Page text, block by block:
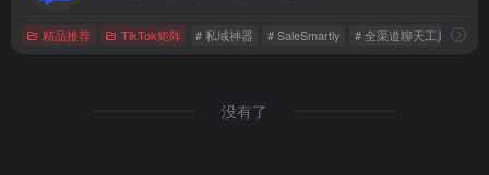
精品推荐 TikTok矩阵 # 私域神器 # SaleSmartly # 全渠道聊天工具
没有了